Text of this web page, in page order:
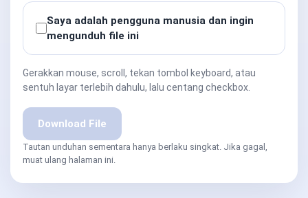
Saya adalah pengguna manusia dan ingin
mengunduh file ini
Gerakkan mouse, scroll, tekan tombol keyboard, atau
sentuh layar terlebih dahulu, lalu centang checkbox.
Download File
Tautan unduhan sementara hanya berlaku singkat. Jika gagal,
muat ulang halaman ini.